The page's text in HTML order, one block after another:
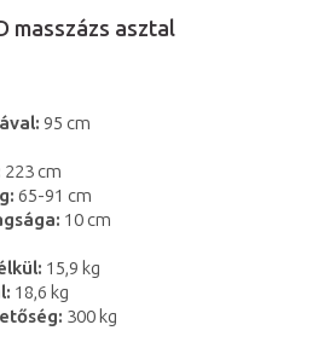
masszázs asztal
95 cm
223 cm
65-91 cm
10 cm
15,9 kg
18,6 kg
300 kg